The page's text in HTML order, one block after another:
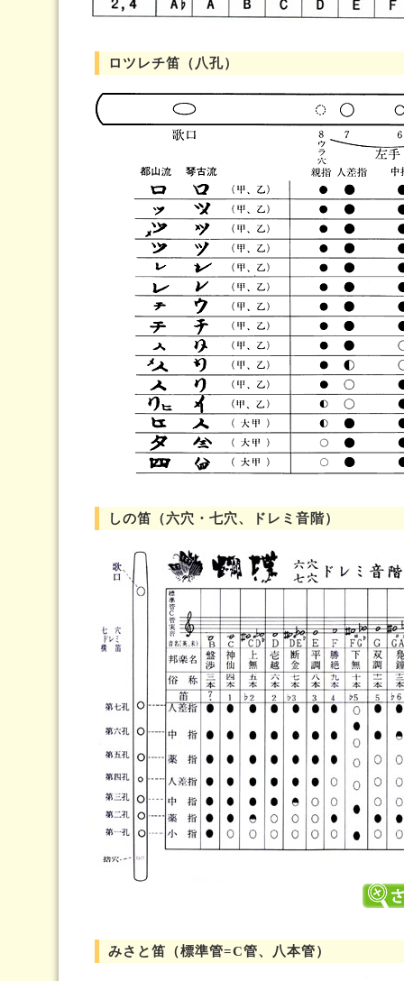
ロツレチ笛（八孔）
しの笛（六穴・七穴、ドレミ音階）
みさと笛（標準管=C管、八本管）